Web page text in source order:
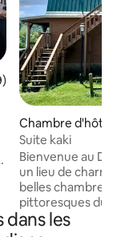
moyenne sur
Chambre d'hôtel
Suite kaki
Bienvenue au
un lieu de
belles chambres
pittoresques du
chambres
les